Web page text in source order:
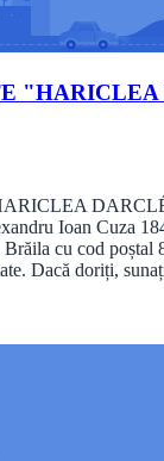
Ioan Cuza
cu cod poștal
Dacă doriți,